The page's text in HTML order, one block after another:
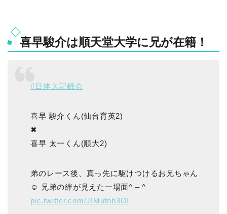
喜早駿介は順天堂大学に兄が在籍！
#日体大記録会
喜早 駿介くん(仙台育英2)
✖︎
喜早 太一くん(順大2)
弟のレース後、真っ先に駆けつけるお兄ちゃん
☺️ 兄弟の絆が見えた一場面^ – ^
pic.twitter.com/JIMufnh3OI